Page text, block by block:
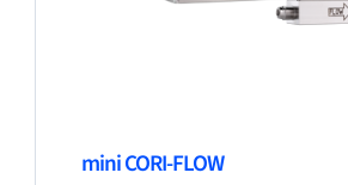
mini CORI-FLOW